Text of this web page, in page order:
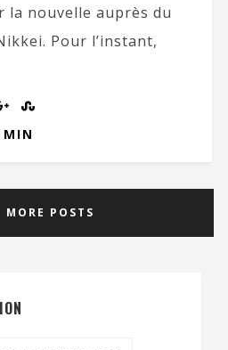
la nouvelle auprès du
Pour l’instant,
MORE POSTS